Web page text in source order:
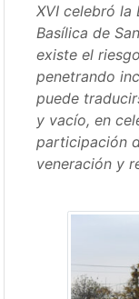
XVI celebró la
Basílica de
existe el
penetrando
puede
y vacío, en
participación
veneración y